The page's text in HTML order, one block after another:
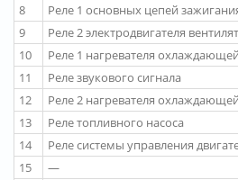
8
Реле 1 основных цепей
9
Реле 2 электродвигателя
10
Реле 1 нагревателя
11
Реле звукового сигнала
12
Реле 2 нагревателя
13
Реле топливного насоса
14
Реле системы управления
15
—